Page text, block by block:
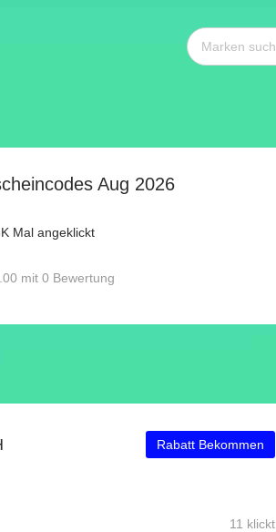
Aug 2026
Mal angeklickt
mit 0 Bewertung
Rabatt Bekommen
11 klickt